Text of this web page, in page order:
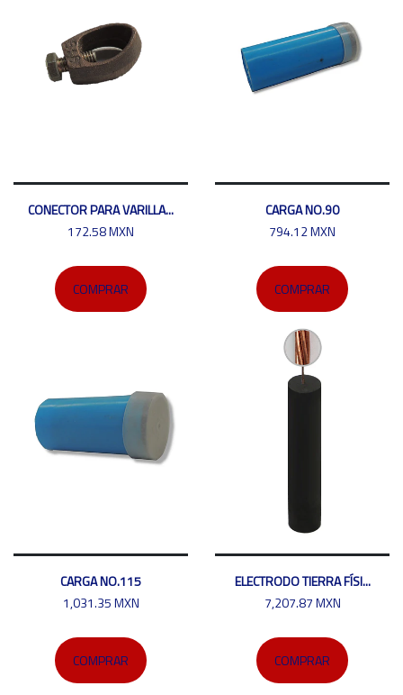
CONECTOR PARA VARILLA...
172.58 MXN
COMPRAR
CARGA NO.90
794.12 MXN
COMPRAR
CARGA NO.115
1,031.35 MXN
COMPRAR
ELECTRODO TIERRA FÍSI...
7,207.87 MXN
COMPRAR